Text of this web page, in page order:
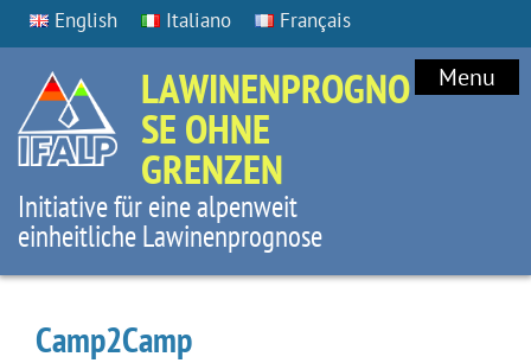
English Italiano Français
LAWINENPROGNO
SE OHNE
GRENZEN
Initiative für eine alpenweit
einheitliche Lawinenprognose
Menu
Camp2Camp